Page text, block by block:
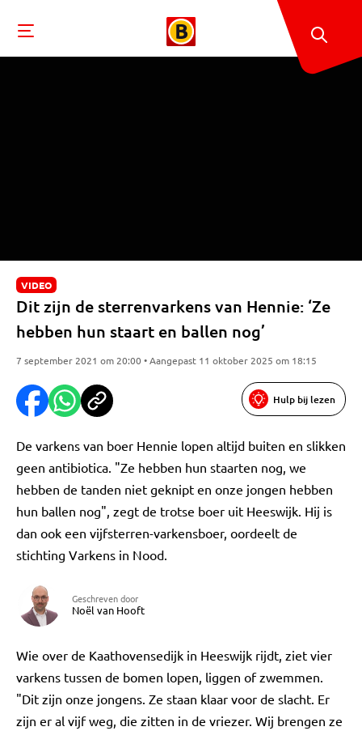
VIDEO
Dit zijn de sterrenvarkens van Hennie: ‘Ze
hebben hun staart en ballen nog’
7 september 2021 om 20:00 • Aangepast 11 oktober 2025 om 18:15
Hulp bij lezen
De varkens van boer Hennie lopen altijd buiten en slikken
geen antibiotica. "Ze hebben hun staarten nog, we
hebben de tanden niet geknipt en onze jongen hebben
hun ballen nog", zegt de trotse boer uit Heeswijk. Hij is
dan ook een vijfsterren-varkensboer, oordeelt de
stichting Varkens in Nood.
Geschreven door
Noël van Hooft
Wie over de Kaathovensedijk in Heeswijk rijdt, ziet vier
varkens tussen de bomen lopen, liggen of zwemmen.
"Dit zijn onze jongens. Ze staan klaar voor de slacht. Er
zijn er al vijf weg, die zitten in de vriezer. Wij brengen ze